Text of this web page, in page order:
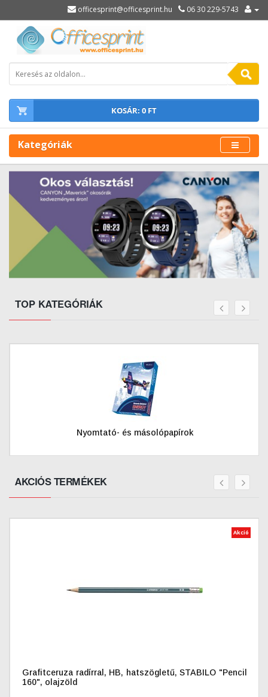
officesprint@officesprint.hu 06 30 229-5743
KOSÁR: 0 FT
Kategóriák
TOP KATEGÓRIÁK
Nyomtató- és másolópapírok
AKCIÓS TERMÉKEK
Akció
Grafitceruza radírral, HB, hatszögletű, STABILO "Pencil
160", olajzöld